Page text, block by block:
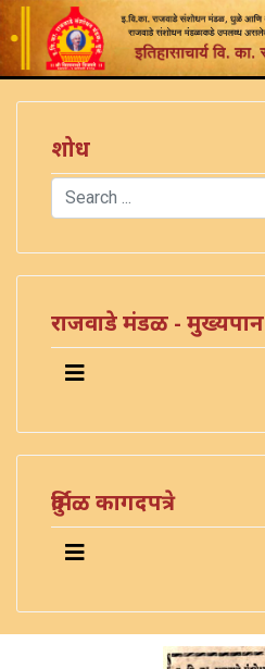
शोध
Search
राजवाडे मंडळ - मुख्यपान
दुर्मिळ कागदपत्रे